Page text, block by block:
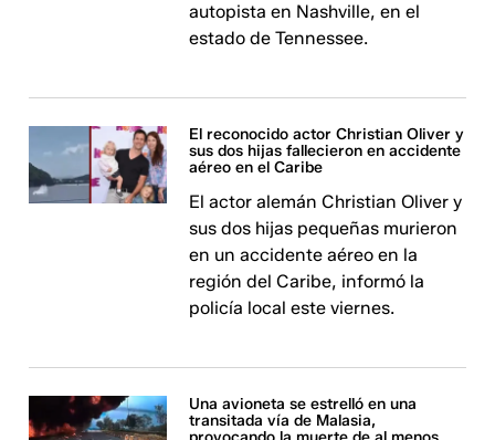
autopista en Nashville, en el
estado de Tennessee.
El reconocido actor Christian Oliver y
sus dos hijas fallecieron en accidente
aéreo en el Caribe
El actor alemán Christian Oliver y
sus dos hijas pequeñas murieron
en un accidente aéreo en la
región del Caribe, informó la
policía local este viernes.
Una avioneta se estrelló en una
transitada vía de Malasia,